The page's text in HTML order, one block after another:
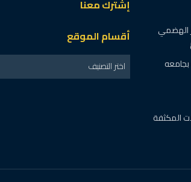
أمن مجمع
حقوق المرضى خط